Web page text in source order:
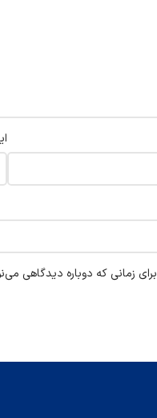
زمانی که دوباره دیدگاهی